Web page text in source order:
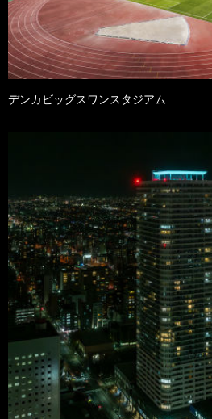
デンカビッグスワンスタジアム